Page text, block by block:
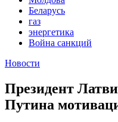
Беларусь
газ
энергетика
Война санкций
Новости
Президент
Путина